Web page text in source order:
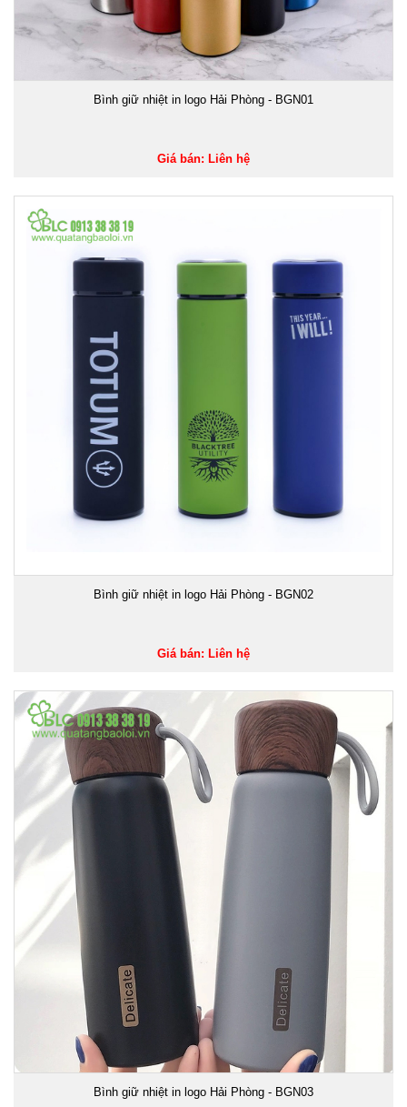
Bình giữ nhiệt in logo Hải Phòng - BGN01
Giá bán: Liên hệ
Bình giữ nhiệt in logo Hải Phòng - BGN02
Giá bán: Liên hệ
Bình giữ nhiệt in logo Hải Phòng - BGN03